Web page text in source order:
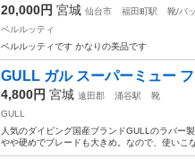
20,000円 宮城 仙台市 福田町駅
靴/バ
ベルルッティ
ベルルッティです かなりの美品です
GULL ガル スーパーミュー
4,800円 宮城 遠田郡 涌谷駅
靴
GULL
人気のダイビング国産ブランドGULLのラバー
やや硬めでブレードも大きめ。なので、使いこ